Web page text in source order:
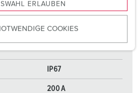
ERLAUBEN
COOKIES
IP67
200 A